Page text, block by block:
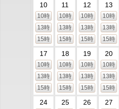
10
10時
13時
15時
11
10時
13時
15時
12
10時
13時
15時
13
10時
13時
15時
17
10時
13時
15時
18
10時
13時
15時
19
10時
13時
15時
20
10時
13時
15時
24 25 26 27